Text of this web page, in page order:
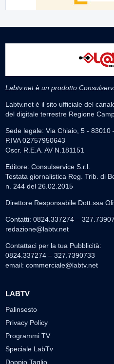
Labtv.net è un prodotto
Labtv.net è il sito ufficiale del
del digitale terrestre Regione
Sede legale: Via Chiaio, 5 - 83010
P.IVA 02757950643
Oscr. R.E.A. AV N.181151
Editore: Consulservice S.r.l.
Testata giornalistica Reg. Trib. di
n. 244 del 26.02.2015
Direttore Responsabile Dott.ssa
Contatti: 0824.337274 –
redazione@labtv.net
Contattaci per la tua Pubblicità:
0824.337274 – 327.7390733
email: commerciale@labtv.net
LABTV
Palinsesto
Privacy Policy
Programmi TV
Speciale LabTv
Doppio Taglio